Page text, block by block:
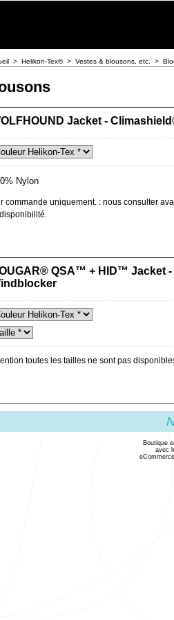
> Helikon-Tex®> Vestes & blousons, etc. >
Jacket -
Nylon
commande uniquement. : nous consulter
QSA™ + HID™ Jacket -
toutes les tailles ne sont pas
Boutique
avec